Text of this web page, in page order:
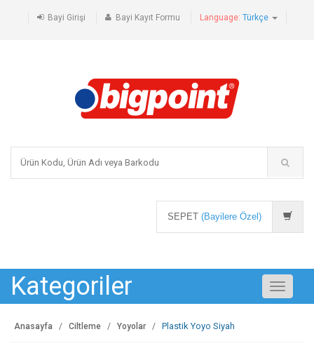
Bayi Girişi Bayi Kayıt Formu Language: Türkçe
SEPET (Bayilere Özel)
Kategoriler
Toggle
Anasayfa Ciltleme Yoyolar Plastik Yoyo Siyah